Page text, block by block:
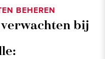
BEHEREN
bij